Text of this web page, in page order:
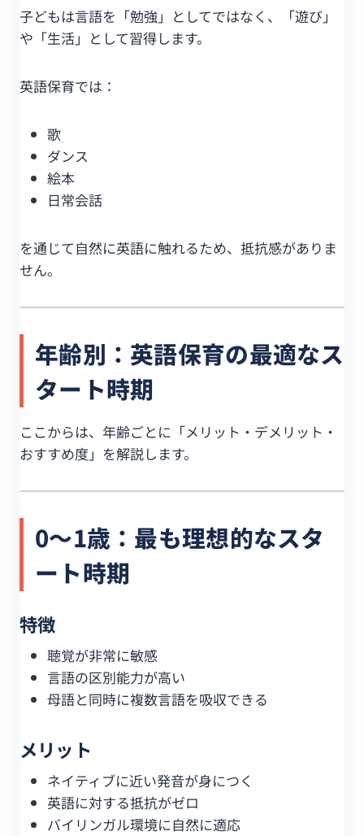
子どもは言語を「勉強」としてではなく、「遊び」
や「生活」として習得します。
英語保育では：
歌
ダンス
絵本
日常会話
を通じて自然に英語に触れるため、抵抗感がありま
せん。
年齢別：英語保育の最適なス
タート時期
ここからは、年齢ごとに「メリット・デメリット・
おすすめ度」を解説します。
0〜1歳：最も理想的なスタ
ート時期
特徴
聴覚が非常に敏感
言語の区別能力が高い
母語と同時に複数言語を吸収できる
メリット
ネイティブに近い発音が身につく
英語に対する抵抗がゼロ
バイリンガル環境に自然に適応